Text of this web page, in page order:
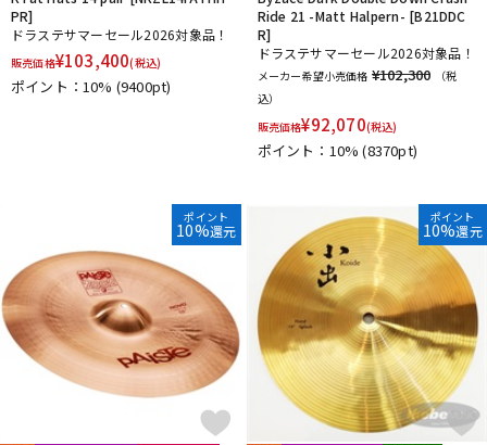
PR]
ドラステサマーセール2026対象品！
販売価格¥103,400(税込)
ポイント：10% (9400pt)
Ride 21 -Matt Halpern- [B21DDC
R]
ドラステサマーセール2026対象品！
メーカー希望小売価格 ¥102,300
（税
込）
販売価格¥92,070(税込)
ポイント：10%(8370pt)
ポイント
10%還元
ポイント
10%還元